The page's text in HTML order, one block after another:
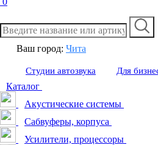
Ваш город: Чита
Студии автозвука Для
Каталог
Акустические системы
Сабвуферы, корпуса
Усилители, процессоры